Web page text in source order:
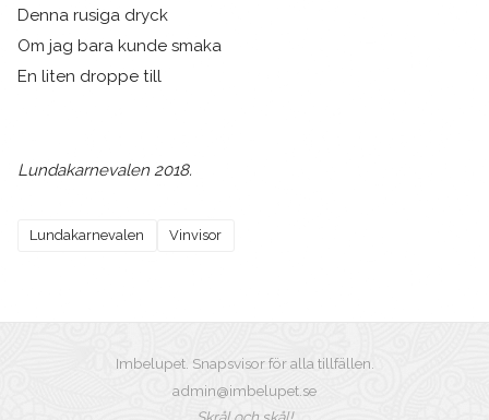
Denna rusiga dryck
Om jag bara kunde smaka
En liten droppe till
Lundakarnevalen 2018.
Lundakarnevalen Vinvisor
Imbelupet. Snapsvisor för alla tillfällen.
admin@imbelupet.se